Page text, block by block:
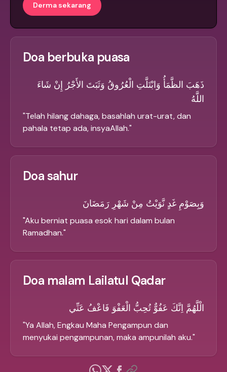
Derma sekarang
Doa berbuka puasa
ذَهَبَ الظَّمَأُ وَابْتَلَّتِ الْعُرُوقُ وَثَبَتَ الأَجْرُ إِنْ شَاءَ
اللَّهُ
"Telah hilang dahaga, basahlah urat-urat, dan
pahala tetap ada, insyaAllah."
Doa sahur
وَبِصَوْمِ غَدٍ نَّوَيْتُ مِنْ شَهْرِ رَمَضَانَ
"Aku berniat puasa esok hari dalam bulan
Ramadhan."
Doa malam Lailatul Qadar
الْلَّهُمَّ اِنَّكَ عَفُوٌّ تُحِبُّ الْعَفْوَ فَاعْفُ عَنِّي
"Ya Allah, Engkau Maha Pengampun dan
menyukai pengampunan, maka ampunilah aku."